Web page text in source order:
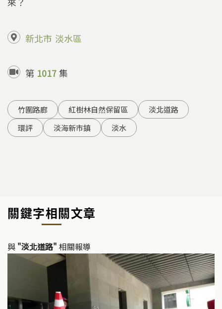
新北市 淡水區
第 1017集
竹圍路廊 紅樹林自然保留區
淡北道路
環評
淡海新市鎮 淡水
關鍵字相關文章
與 "淡北道路" 相關報導